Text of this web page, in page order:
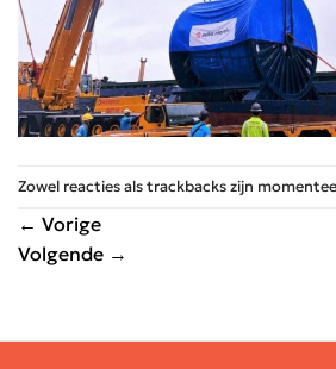
Zowel reacties als trackbacks zijn
← Vorige
Volgende →